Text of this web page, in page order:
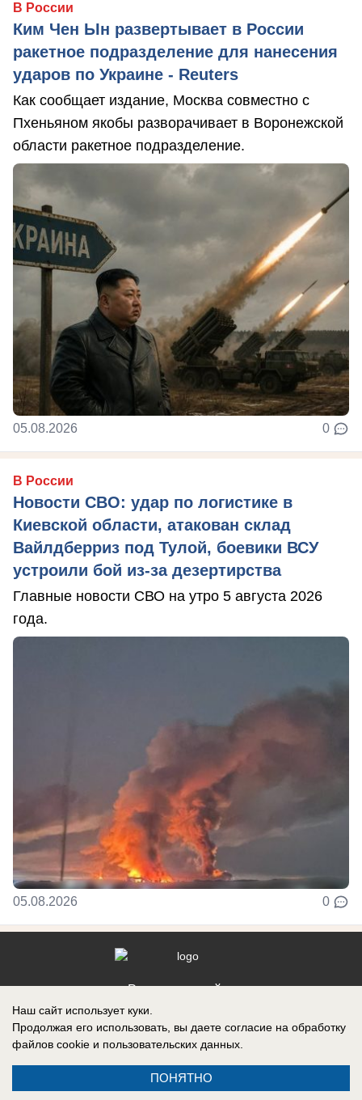
В России
Ким Чен Ын развертывает в России
ракетное подразделение для нанесения
ударов по Украине - Reuters
Как сообщает издание, Москва совместно с
Пхеньяном якобы разворачивает в Воронежской
области ракетное подразделение.
05.08.2026 0
В России
Новости СВО: удар по логистике в
Киевской области, атакован склад
Вайлдберриз под Тулой, боевики ВСУ
устроили бой из-за дезертирства
Главные новости СВО на утро 5 августа 2026
года.
05.08.2026 0
Реклама на сайте
Наш сайт использует куки.
Продолжая его использовать, вы даете согласие на обработку
файлов cookie и пользовательских данных.
ПОНЯТНО